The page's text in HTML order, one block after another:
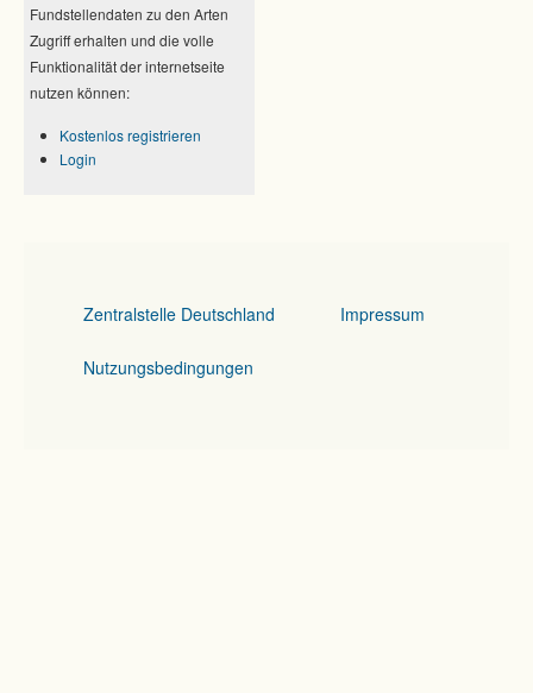
Fundstellendaten zu den Arten
Zugriff erhalten und die volle
Funktionalität der internetseite
nutzen können:
Kostenlos registrieren
Login
Zentralstelle Deutschland Impressum
Nutzungsbedingungen